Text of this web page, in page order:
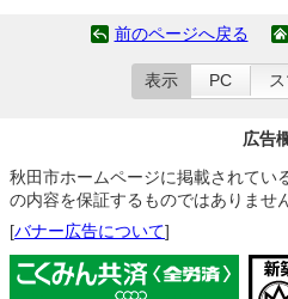
前のページへ戻る
表示 PC
広告
秋田市ホームページに掲載されてい
の内容を保証するものではありません
[バナー広告について]